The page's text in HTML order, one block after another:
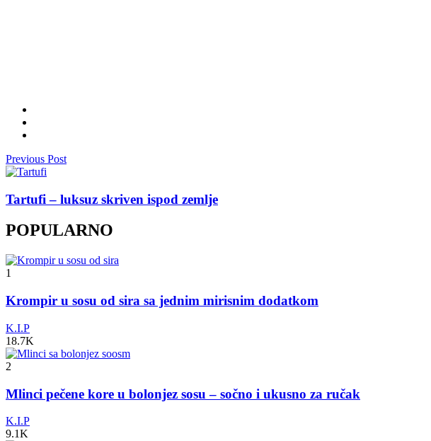
Previous Post
Tartufi – luksuz skriven ispod zemlje
POPULARNO
1
Krompir u sosu od sira sa jednim mirisnim dodatkom
K.I.P
18.7K
2
Mlinci pečene kore u bolonjez sosu – sočno i ukusno za ručak
K.I.P
9.1K